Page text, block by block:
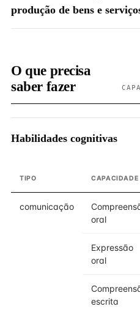
produção de bens e
O que precisa
saber fazer
Habilidades cognitivas
TIPO CAPACIDADE
comunicação
oral
Expressão
oral
escrita